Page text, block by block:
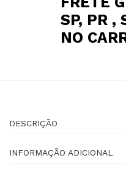
SP, PR ,
NO
DESCRIÇÃO
INFORMAÇÃO ADICIONAL